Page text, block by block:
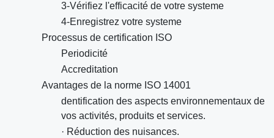
3-Vérifiez l'efficacité de votre systeme
4-Enregistrez votre systeme
Processus de certification ISO
Periodicité
Accreditation
Avantages de la norme ISO 14001
dentification des aspects environnementaux de
vos activités, produits et services.
· Réduction des nuisances.